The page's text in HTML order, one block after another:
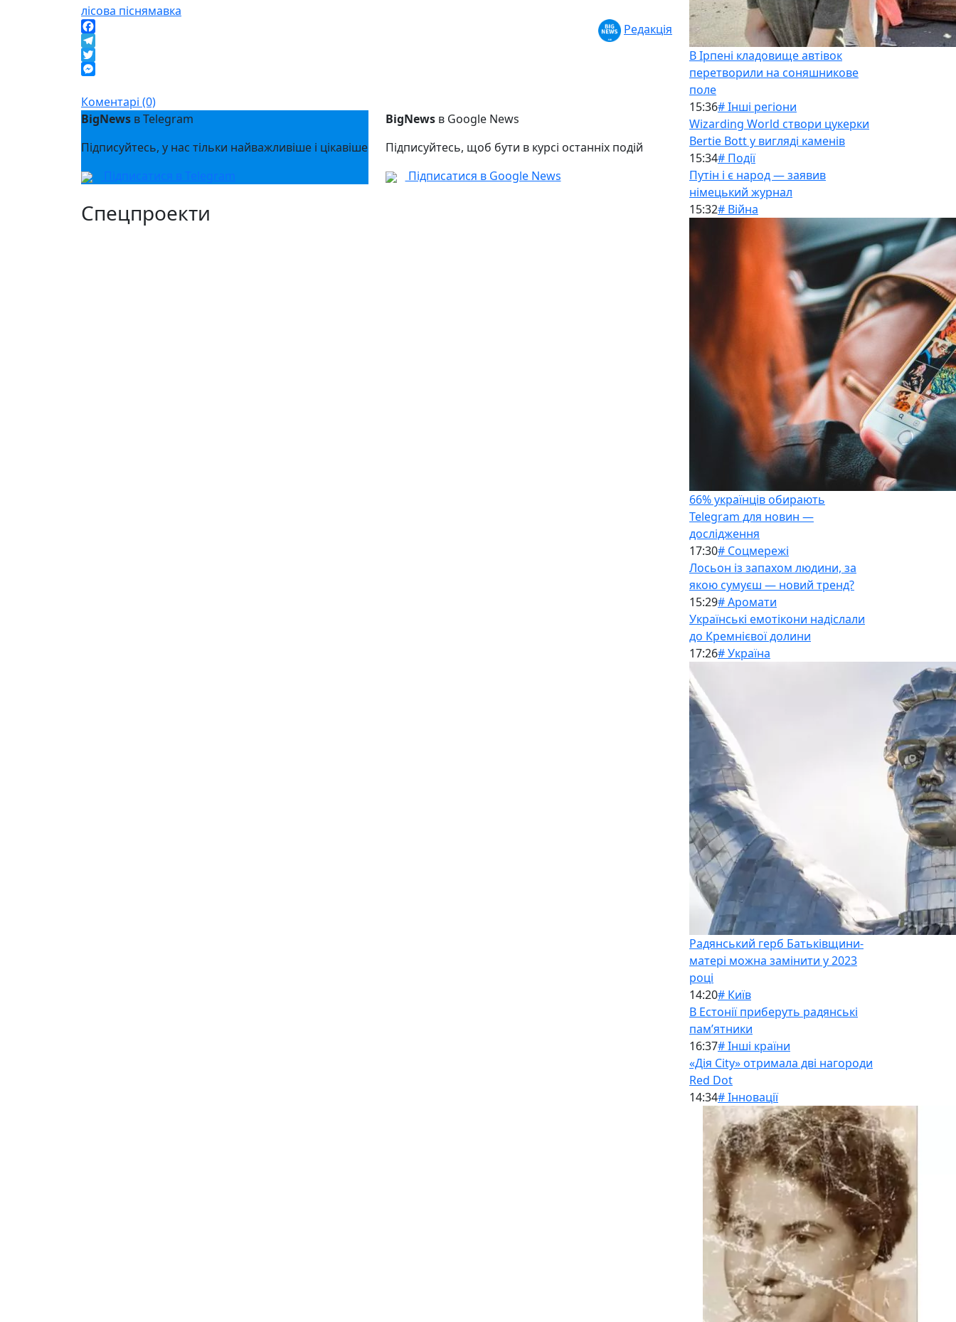
лісова піснямавка
Facebook
Telegram
Twitter
Редакція
Коментарі (0)
BigNews в Telegram
Підписуйтесь, у нас тільки найважливіше і цікавіше
Підписатися в Telegram
BigNewsв Google News
Підписуйтесь, щоб бути в курсі останніх подій
Підписатися в Google News
Спецпроекти
В Ірпені кладовище автівок
перетворили на соняшникове
поле
15:36# Інші регіони
Wizarding World створи цукерки
Bertie Bott у вигляді каменів
15:34# Події
Путін і є народ — заявив
німецький журнал
15:32# Війна
66% українців обирають
Telegram для новин —
дослідження
17:30# Соцмережі
Лосьон із запахом людини, за
якою сумуєш — новий тренд?
15:29# Аромати
Українські емотікони надіслали
до Кремнієвої долини
17:26# Україна
Радянський герб Батьківщини-
матері можна замінити у 2023
році
14:20# Київ
В Естонії приберуть радянські
памʼятники
16:37# Інші країни
«Дія City» отримала дві нагороди
Red Dot
14:34# Інновації